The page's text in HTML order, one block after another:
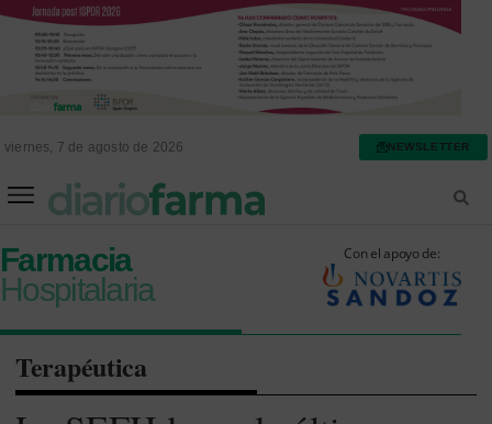
viernes, 7 de agosto de 2026 NEWSLETTER
Farmacia
Hospitalaria
Con el apoyo de:
Terapéutica